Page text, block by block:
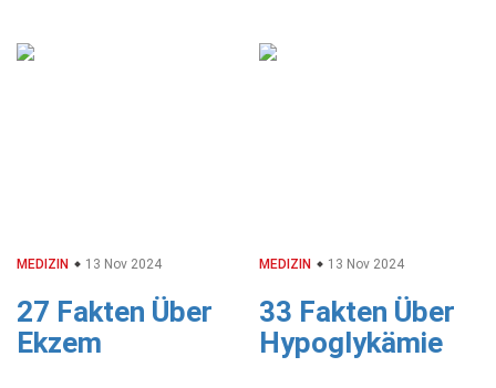
MEDIZIN 13 Nov 2024
27 Fakten Über
Ekzem
MEDIZIN 13 Nov 2024
33 Fakten Über
Hypoglykämie